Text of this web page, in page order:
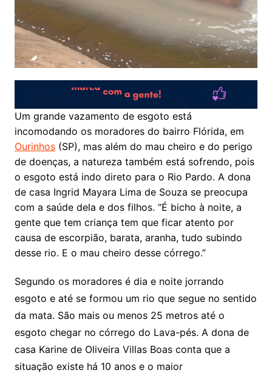
Um grande vazamento de esgoto está
incomodando os moradores do bairro Flórida, em
Ourinhos(SP), mas além do mau cheiro e do perigo
de doenças, a natureza também está sofrendo, pois
o esgoto está indo direto para o Rio Pardo. A dona
de casa Ingrid Mayara Lima de Souza se preocupa
com a saúde dela e dos filhos. “É bicho à noite, a
gente que tem criança tem que ficar atento por
causa de escorpião, barata, aranha, tudo subindo
desse rio. E o mau cheiro desse córrego.”
Segundo os moradores é dia e noite jorrando
esgoto e até se formou um rio que segue no sentido
da mata. São mais ou menos 25 metros até o
esgoto chegar no córrego do Lava-pés. A dona de
casa Karine de Oliveira Villas Boas conta que a
situação existe há 10 anos e o maior